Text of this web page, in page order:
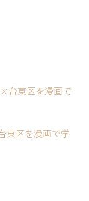
×台東区を漫画で
東区を漫画で学